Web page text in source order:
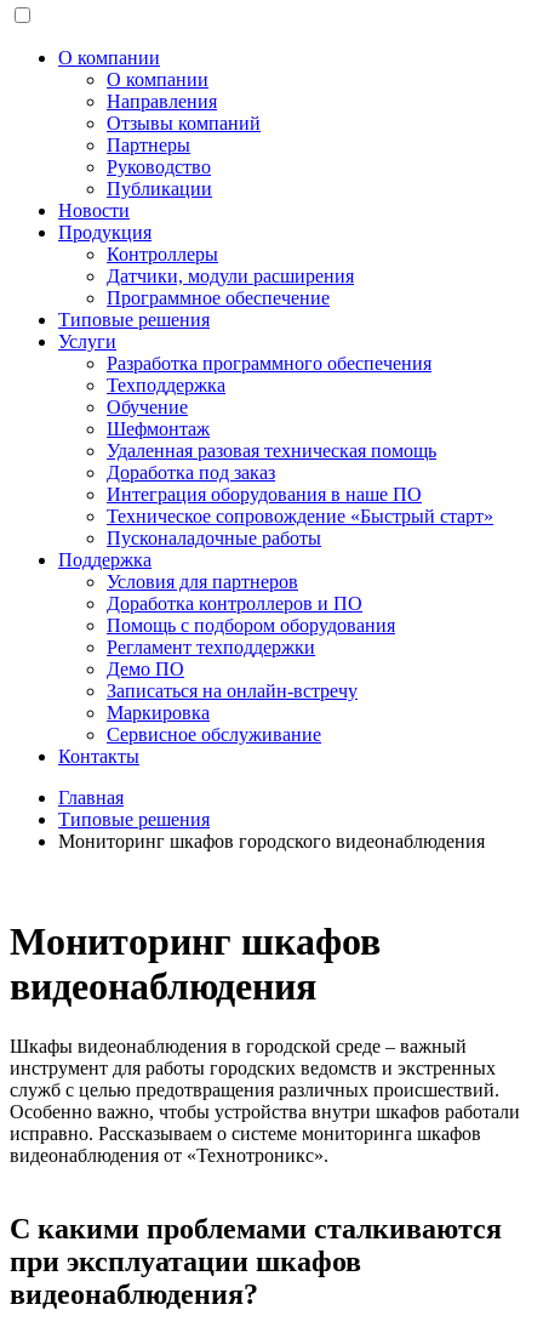
О компании
О компании
Направления
Отзывы компаний
Партнеры
Руководство
Публикации
Новости
Продукция
Контроллеры
Датчики, модули расширения
Программное обеспечение
Типовые решения
Услуги
Разработка программного обеспечения
Техподдержка
Обучение
Шефмонтаж
Удаленная разовая техническая помощь
Доработка под заказ
Интеграция оборудования в наше ПО
Техническое сопровождение «Быстрый старт»
Пусконаладочные работы
Поддержка
Условия для партнеров
Доработка контроллеров и ПО
Помощь с подбором оборудования
Регламент техподдержки
Демо ПО
Записаться на онлайн-встречу
Маркировка
Сервисное обслуживание
Контакты
Главная
Типовые решения
Мониторинг шкафов городского видеонаблюдения
Мониторинг шкафов
видеонаблюдения
Шкафы видеонаблюдения в городской среде – важный
инструмент для работы городских ведомств и экстренных
служб с целью предотвращения различных происшествий.
Особенно важно, чтобы устройства внутри шкафов работали
исправно. Рассказываем о системе мониторинга шкафов
видеонаблюдения от «Технотроникс».
С какими проблемами сталкиваются
при эксплуатации шкафов
видеонаблюдения?